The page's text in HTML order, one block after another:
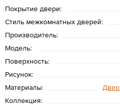
Покрытие двери:
Стиль межкомнатных дверей:
Производитель:
Модель:
Поверхность:
Рисунок:
Материалы:
Коллекция: